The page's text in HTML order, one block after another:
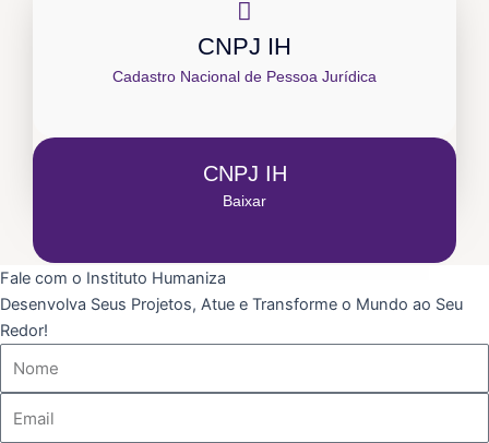
CNPJ IH
Cadastro Nacional de Pessoa Jurídica
CNPJ IH
Baixar
Fale com o Instituto Humaniza
Desenvolva Seus Projetos, Atue e Transforme o Mundo ao Seu
Redor!
mail